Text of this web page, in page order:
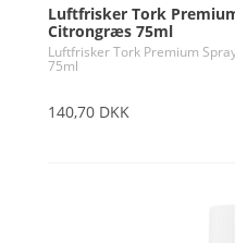
Luftfrisker Tork
Citrongræs 75ml
Luftfrisker Tork Premium
75ml
140,70 DKK